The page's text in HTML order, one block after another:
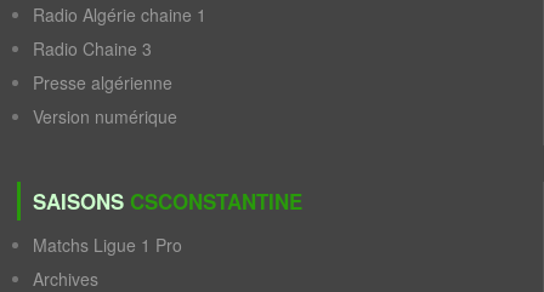
Radio Algérie chaine 1
Radio Chaine 3
Presse algérienne
Version numérique
SAISONS CSCONSTANTINE
Matchs Ligue 1 Pro
Archives